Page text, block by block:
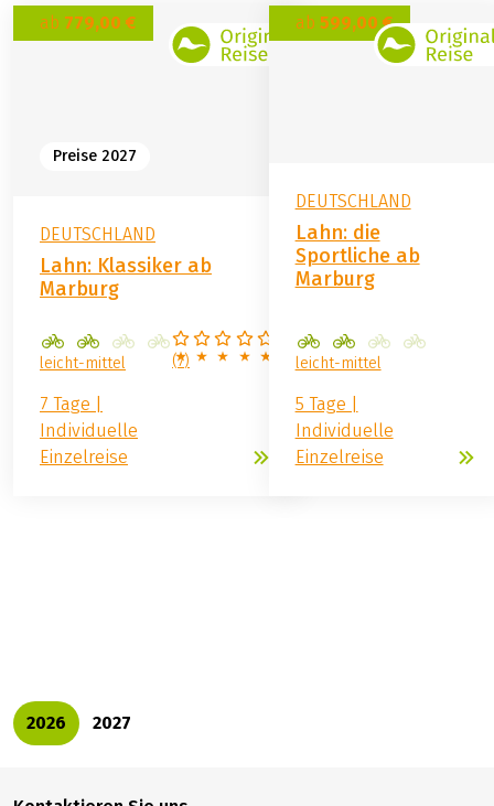
Preise 2027
ab 779,00 €
DEUTSCHLAND
Lahn: Klassiker ab
Marburg
(7)
leicht-mittel
7 Tage |
Individuelle
Einzelreise
ab 599,00 €
DEUTSCHLAND
Lahn: die
Sportliche ab
Marburg
leicht-mittel
5 Tage |
Individuelle
Einzelreise
ab 739,00 €
2026
2027